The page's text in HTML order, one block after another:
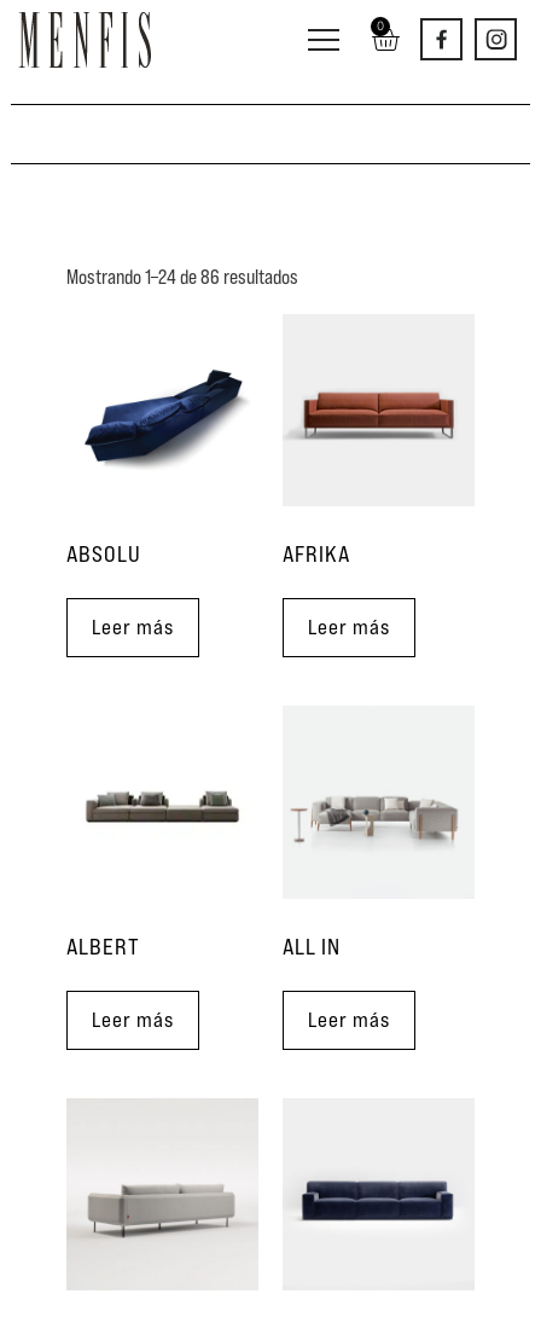
0
Mostrando 1–24 de 86 resultados
ABSOLU
Leer más
AFRIKA
Leer más
ALBERT
Leer más
ALL IN
Leer más